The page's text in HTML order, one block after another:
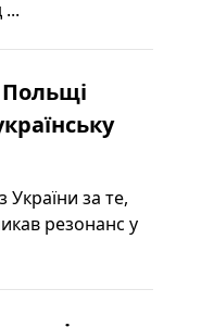
України за те,
резонанс у